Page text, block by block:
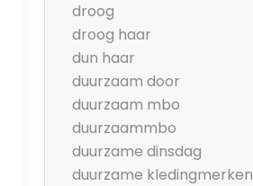
droog
droog haar
dun haar
duurzaam door
duurzaam mbo
duurzaammbo
duurzame dinsdag
duurzame kledingmerken